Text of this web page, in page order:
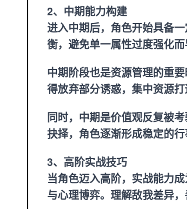
2、中期能力构建
进入中期后，角色开始具备
衡，避免单一属性过度强化
中期阶段也是资源管理的重
得放弃部分诱惑，集中资源
同时，中期是价值观反复被
抉择，角色逐渐形成稳定的
3、高阶实战技巧
当角色迈入高阶，实战能力
与心理博弈。理解敌我差异